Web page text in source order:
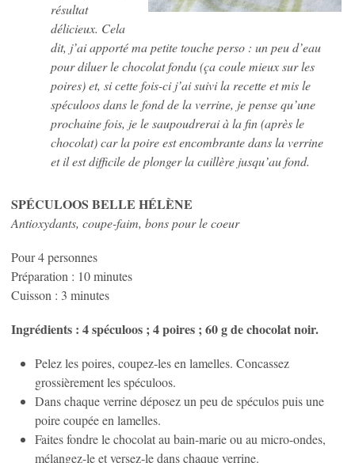
résultat
délicieux. Cela
dit, j’ai apporté ma petite touche perso : un peu d’eau
pour diluer le chocolat fondu (ça coule mieux sur les
poires) et, si cette fois-ci j’ai suivi la recette et mis le
spéculoos dans le fond de la verrine, je pense qu’une
prochaine fois, je le saupoudrerai à la fin (après le
chocolat) car la poire est encombrante dans la verrine
et il est difficile de plonger la cuillère jusqu’au fond.
SPÉCULOOS BELLE HÉLÈNE
Antioxydants, coupe-faim, bons pour le coeur
Pour 4 personnes
Préparation : 10 minutes
Cuisson : 3 minutes
Ingrédients : 4 spéculoos ; 4 poires ; 60 g de chocolat noir.
Pelez les poires, coupez-les en lamelles. Concassez
grossièrement les spéculoos.
Dans chaque verrine déposez un peu de spéculos puis une
poire coupée en lamelles.
Faites fondre le chocolat au bain-marie ou au micro-ondes,
mélangez-le et versez-le dans chaque verrine.